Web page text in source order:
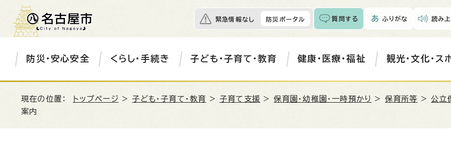
緊急情報なし 防災ポータル 質問する ふりがな 読み
防災・安心安全 くらし・手続き 子ども・子育て・教育 健康・医療・福祉 観光・文化・ス
現在の位置： トップページ >子ども・子育て・教育 >子育て支援 > 保育園・幼稚園・一時預かり > 保育所等 >公立
案内